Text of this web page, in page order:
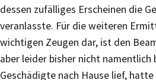
dessen zufälliges Erscheinen die
veranlasste. Für die weiteren
wichtigen Zeugen dar, ist den
aber leider bisher nicht namentlich
Geschädigte nach Hause lief,